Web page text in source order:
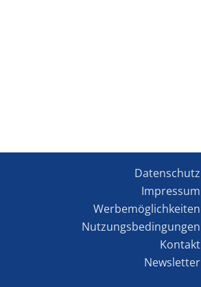
Datenschutz
Impressum
Werbemöglichkeiten
Nutzungsbedingungen
Kontakt
Newsletter